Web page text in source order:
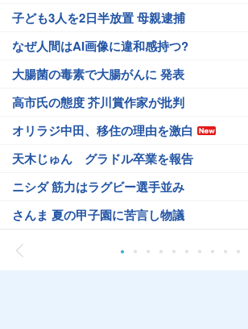
子ども3人を2日半放置 母親逮捕
なぜ人間はAI画像に違和感持つ?
大腸菌の毒素で大腸がんに 発表
高市氏の態度 芥川賞作家が批判
オリラジ中田、移住の理由を激白
天木じゅん グラドル卒業を報告
ニシダ 筋力はラグビー選手並み
さんま 夏の甲子園に苦言し物議